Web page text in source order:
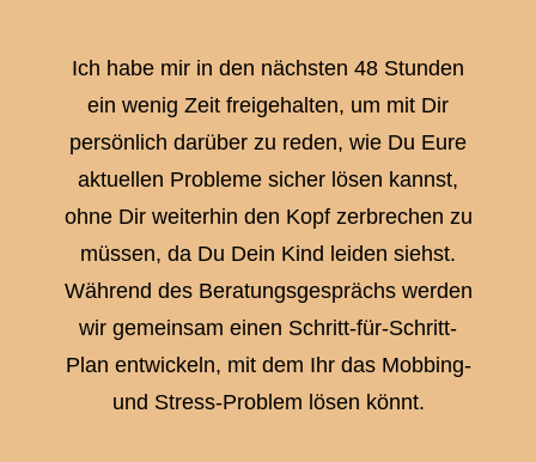
Ich habe mir in den nächsten 48 Stunden
ein wenig Zeit freigehalten, um mit Dir
persönlich darüber zu reden, wie Du Eure
aktuellen Probleme sicher lösen kannst,
ohne Dir weiterhin den Kopf zerbrechen zu
müssen, da Du Dein Kind leiden siehst.
Während des Beratungsgesprächs werden
wir gemeinsam einen Schritt-für-Schritt-
Plan entwickeln, mit dem Ihr das Mobbing-
und Stress-Problem lösen könnt.